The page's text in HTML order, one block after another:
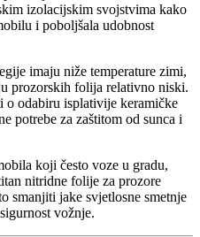
izolacijskim svojstvima kako
i poboljšala udobnost
imaju niže temperature zimi,
prozorskih folija relativno niski.
o odabiru isplativije keramičke
potrebe za zaštitom od sunca i
koji često voze u gradu,
nitridne folije za prozore
smanjiti jake svjetlosne smetnje
vožnje.